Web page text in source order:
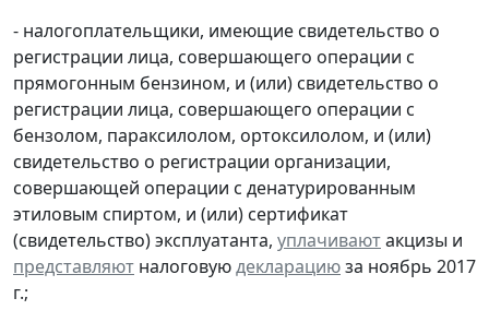
- налогоплательщики, имеющие свидетельство о
регистрации лица, совершающего операции с
прямогонным бензином, и (или) свидетельство о
регистрации лица, совершающего операции с
бензолом, параксилолом, ортоксилолом, и (или)
свидетельство о регистрации организации,
совершающей операции с денатурированным
этиловым спиртом, и (или) сертификат
(свидетельство) эксплуатанта, уплачиваютакцизы и
представляют налоговуюдекларациюза ноябрь 2017
г.;